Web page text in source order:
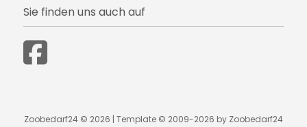
Sie finden uns auch auf
Zoobedarf24 © 2026 | Template © 2009-2026 by Zoobedarf24